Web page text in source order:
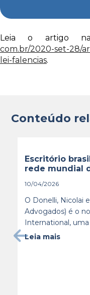
Leia o artigo
com.br/2020-set-28/
lei-falencias.
Conteúdo
Escritório
rede mundial
10/04/2026
O Donelli, Nicolai
Advogados) é o
International, uma
Leia mais